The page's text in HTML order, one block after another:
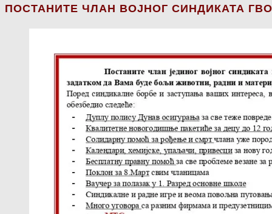
ПОСТАНИТЕ ЧЛАН ВОЈНОГ СИНДИКАТА